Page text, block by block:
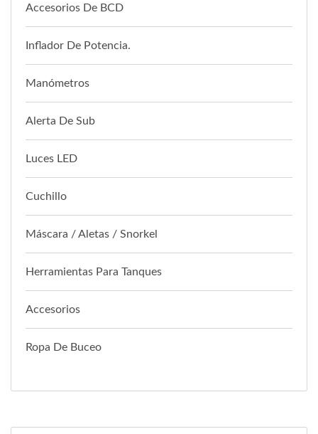
Accesorios De BCD
Inflador De Potencia.
Manómetros
Alerta De Sub
Luces LED
Cuchillo
Máscara / Aletas / Snorkel
Herramientas Para Tanques
Accesorios
Ropa De Buceo